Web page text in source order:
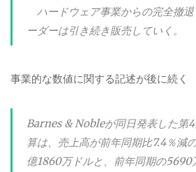
ハードウェア事業からの完全撤
ーダーは引き続き販売していく。
事業的な数値に関する記述が後に続く
Barnes & Nobleが同日発表した第
算は、売上高が前年同期比7.4％減
億1860万ドルと、前年同期の5690